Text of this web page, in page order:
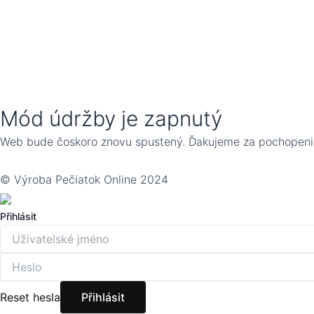
Mód údržby je zapnutý
Web bude čoskoro znovu spustený. Ďakujeme za
© Výroba Pečiatok Online 2024
Přihlásit
Reset hesla